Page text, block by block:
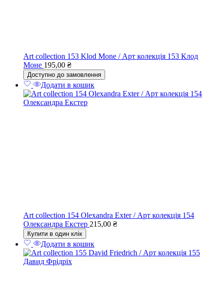
Art collection 153 Klod Mone / Арт колекція 153 Клод
Моне 195,00 ₴
Доступно до замовлення
Додати в кошик
Art collection 154 Olexandra Exter / Арт колекція 154
Олександра Екстер 215,00 ₴
Купити в один клік
Додати в кошик